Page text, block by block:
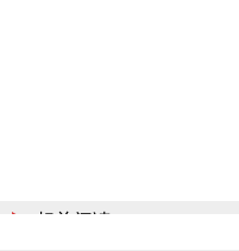
相关阅读